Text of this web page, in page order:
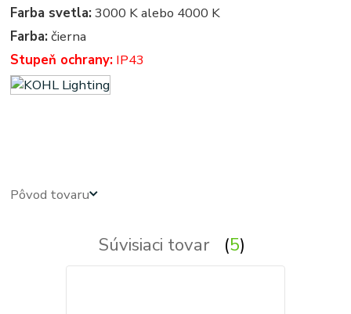
Farba svetla: 3000 K alebo 4000 K
Farba: čierna
Stupeň ochrany: IP43
Pôvod tovaru
Súvisiaci tovar 5